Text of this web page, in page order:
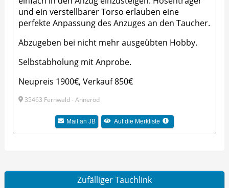
und ein verstellbarer Torso erlauben eine
perfekte Anpassung des Anzuges an den Taucher.
Abzugeben bei nicht mehr ausgeübten Hobby.
Selbstabholung mit Anprobe.
Neupreis 1900€, Verkauf 850€
35463 Fernwald - Annerod
Mail an JB Auf die Merkliste
Zufälliger Tauchlink